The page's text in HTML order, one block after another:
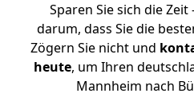
Sparen Sie sich die
darum, dass Sie die
Zögern Sie nicht und
heute, um Ihren
Mannheim nach